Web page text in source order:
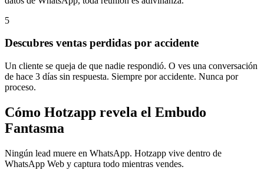
5
Descubres ventas perdidas por accidente
Un cliente se queja de que nadie respondió. O ves una conversación
de hace 3 días sin respuesta. Siempre por accidente. Nunca por
proceso.
Cómo Hotzapp revela el Embudo
Fantasma
Ningún lead muere en WhatsApp. Hotzapp vive dentro de
WhatsApp Web y captura todo mientras vendes.